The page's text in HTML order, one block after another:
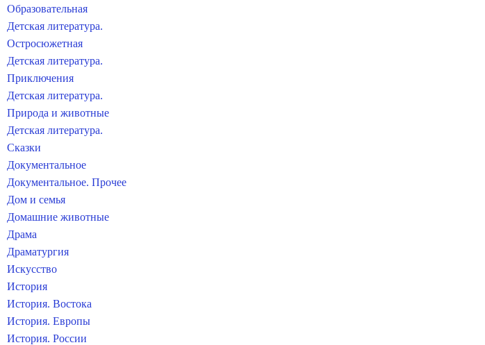
Образовательная
Детская литература.
Остросюжетная
Детская литература.
Приключения
Детская литература.
Природа и животные
Детская литература.
Сказки
Документальное
Документальное. Прочее
Дом и семья
Домашние животные
Драма
Драматургия
Искусство
История
История. Востока
История. Европы
История. России